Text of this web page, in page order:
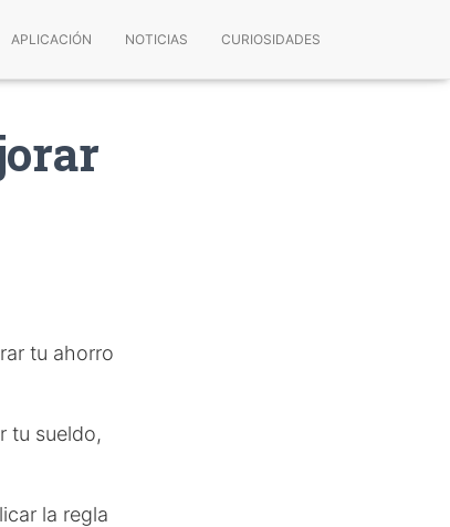
APLICACIÓN NOTICIAS CURIOSIDADES
tu ahorro
tu sueldo,
la regla